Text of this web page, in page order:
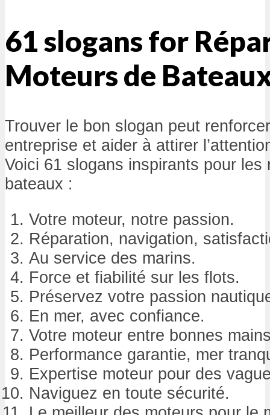
61 slogans for
Moteurs de
Trouver le bon slogan peut
entreprise et aider à attirer
Voici 61 slogans inspirants pour
bateaux :
Votre moteur, notre passion.
Réparation, navigation,
Au service des marins.
Force et fiabilité sur les flots.
Préservez votre passion
En mer, avec confiance.
Votre moteur entre bonnes
Performance garantie, mer
Expertise moteur pour des
Naviguez en toute sécurité.